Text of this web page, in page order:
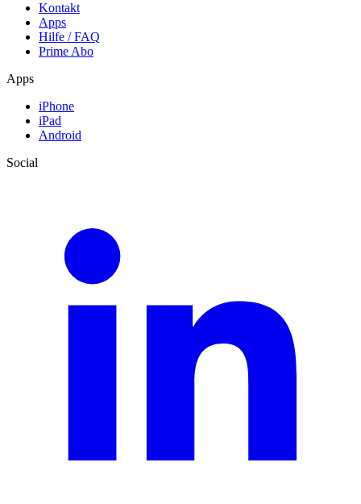
Kontakt
Apps
Hilfe / FAQ
Prime Abo
Apps
iPhone
iPad
Android
Social